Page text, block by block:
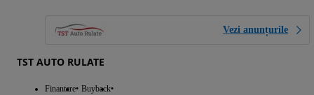
Vezi anunțurile
TST AUTO RULATE
Finantare Buyback